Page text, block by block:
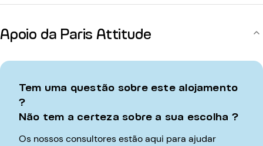
Apoio da Paris Attitude
Tem uma questão sobre este alojamento
?
Não tem a certeza sobre a sua escolha ?
Os nossos consultores estão aqui para ajudar